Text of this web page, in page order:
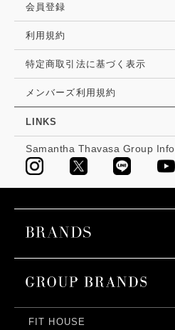
会員登録
利用規約
特定商取引法に基づく表示
メンバーズ利用規約
LINKS
Samantha Thavasa Group Info.
FIT HOUSE